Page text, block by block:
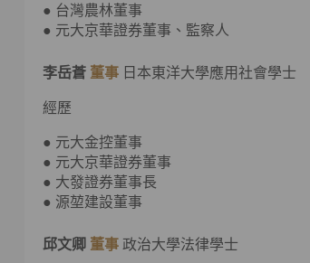
● 台灣農林董事
● 元大京華證券董事、監察人
李岳蒼 董事 日本東洋大學應用社會學士
經歷
● 元大金控董事
● 元大京華證券董事
● 大發證券董事長
● 源堃建設董事
邱文卿 董事 政治大學法律學士